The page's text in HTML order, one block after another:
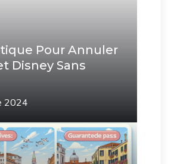
Pour Annuler
Disney Sans
2024